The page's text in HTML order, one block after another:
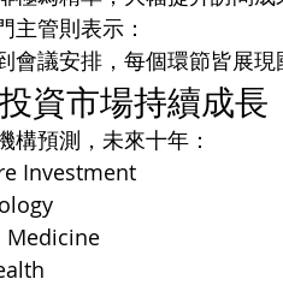
主管則表示：
會議安排，每個環節皆展
資市場持續成長
構預測，未來十年：
Investment
Medicine